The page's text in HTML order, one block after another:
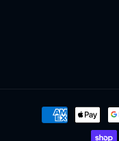
Zahlungsmethoden